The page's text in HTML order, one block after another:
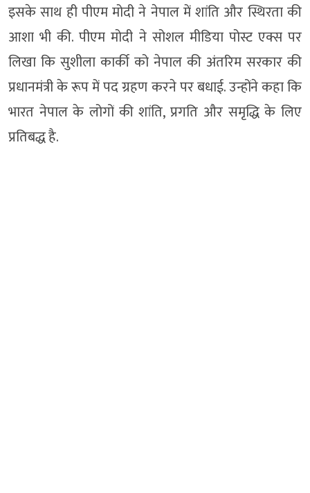
इसके साथ ही पीएम मोदी ने नेपाल में शांति और स्थिरता की
आशा भी की. पीएम मोदी ने सोशल मीडिया पोस्ट एक्स पर
लिखा कि सुशीला कार्की को नेपाल की अंतरिम सरकार की
प्रधानमंत्री के रूप में पद ग्रहण करने पर बधाई. उन्होंने कहा कि
भारत नेपाल के लोगों की शांति, प्रगति और समृद्धि के लिए
प्रतिबद्ध है.